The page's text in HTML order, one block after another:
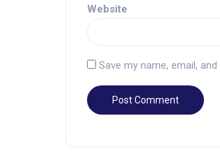
Website
Save my name, email,